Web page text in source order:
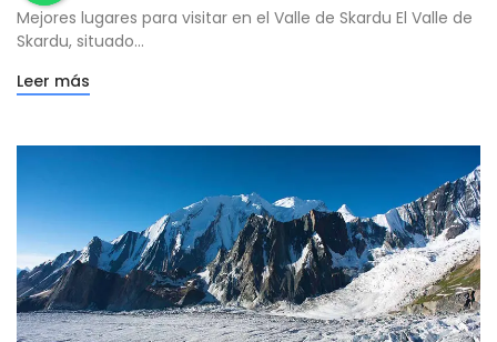
Mejores lugares para visitar en el Valle de Skardu El Valle de
Skardu, situado...
Leer más